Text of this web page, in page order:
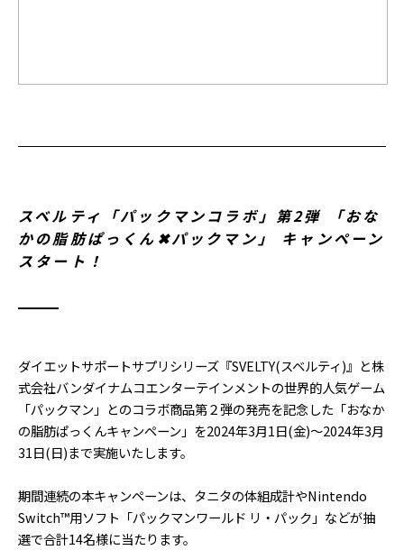
スベルティ「パックマンコラボ」第2弾 「おな
かの脂肪ぱっくん✖︎パックマン」 キャンペーン
スタート！
ダイエットサポートサプリシリーズ『SVELTY(スベルティ)』と株
式会社バンダイナムコエンターテインメントの世界的人気ゲーム
「パックマン」とのコラボ商品第２弾の発売を記念した「おなか
の脂肪ぱっくんキャンペーン」を2024年3月1日(金)～2024年3月
31日(日)まで実施いたします。
期間連続の本キャンペーンは、タニタの体組成計やNintendo
Switch™用ソフト「パックマンワールド リ・パック」などが抽
選で合計14名様に当たります。